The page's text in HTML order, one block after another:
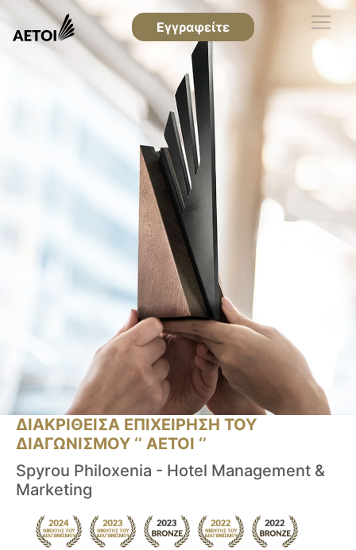
Εγγραφείτε
ΔΙΑΚΡΙΘΕΙΣΑ ΕΠΙΧΕΙΡΗΣΗ ΤΟΥ
ΔΙΑΓΩΝΙΣΜΟΥ ‘’ ΑΕΤΟΙ ‘’
Spyrou Philoxenia - Hotel Management &
Marketing